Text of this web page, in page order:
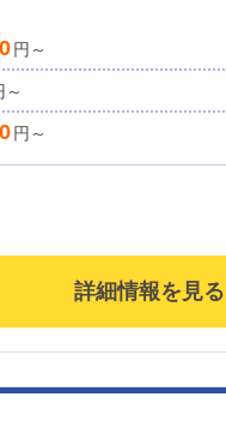
る方大募集中です。 空き時
遇！ 山形⇔仙台 １往復送
※日払い制度もご用意してお
ご用意してます。詳しい勤
み可・日払い可スタッフが
い環境作りに取り組んでい
お問い合わせください！
円～
～
円～
詳細情報を見る